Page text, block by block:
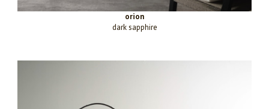
orion
dark sapphire